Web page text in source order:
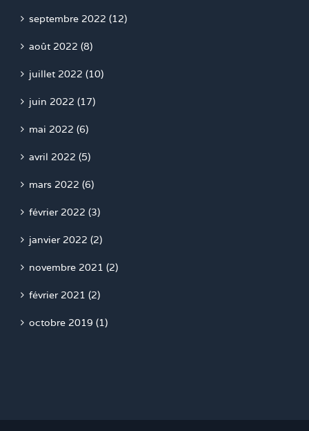
septembre 2022 (12)
août 2022 (8)
juillet 2022 (10)
juin 2022 (17)
mai 2022 (6)
avril 2022 (5)
mars 2022 (6)
février 2022 (3)
janvier 2022 (2)
novembre 2021 (2)
février 2021 (2)
octobre 2019 (1)